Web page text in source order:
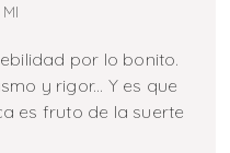
por lo bonito.
y rigor... Y es que
es fruto de la suerte